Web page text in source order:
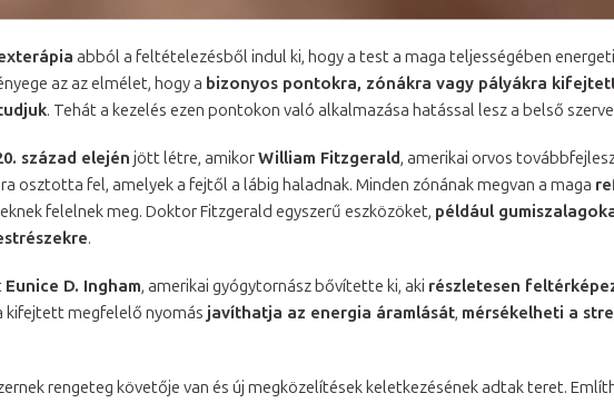
abból a feltételezésből indul ki, hogy a test a maga teljességében
az az elmélet, hogy a bizonyos pontokra, zónákra vagy pályákra
. Tehát a kezelés ezen pontokon való alkalmazása hatással lesz a belső
század elején jött létre, amikorWilliam Fitzgerald, amerikai orvos
osztotta fel, amelyek a fejtől a lábig haladnak. Minden zónának megvan a maga
felelnek meg. Doktor Fitzgerald egyszerű eszközöket, például
.
Eunice D. Ingham, amerikai gyógytornász bővítette ki, aki részletesen
megfelelő nyomás javíthatja az energia áramlását, mérsékelheti a
rengeteg követője van és új megközelítések keletkezésének adtak teret.